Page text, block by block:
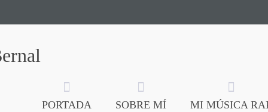
PORTADA SOBRE MÍ MI MÚSICA